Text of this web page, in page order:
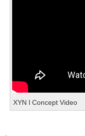
XYN l Concept Video